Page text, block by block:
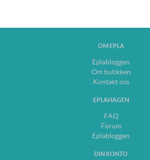
OM EPLA
Eplabloggen
Om butikken
Kontakt oss
EPLAHAGEN
FAQ
Forum
Eplabloggen
DIN KONTO